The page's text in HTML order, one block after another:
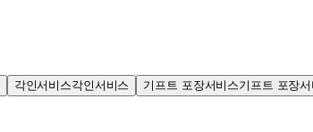
각인서비스각인서비스 기프트 포장서비스기프트 포장